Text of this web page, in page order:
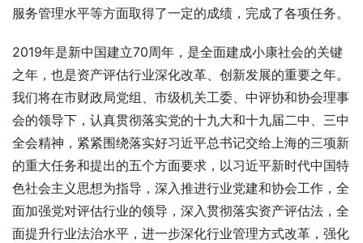
服务管理水平等方面取得了一定的成绩，完成了各项任务。
2019年是新中国建立70周年，是全面建成小康社会的关键
之年，也是资产评估行业深化改革、创新发展的重要之年。
我们将在市财政局党组、市级机关工委、中评协和协会理事
会的领导下，认真贯彻落实党的十九大和十九届二中、三中
全会精神，紧紧围绕落实好习近平总书记交给上海的三项新
的重大任务和提出的五个方面要求，以习近平新时代中国特
色社会主义思想为指导，深入推进行业党建和协会工作，全
面加强党对评估行业的领导，深入贯彻落实资产评估法，全
面提升行业法治水平，进一步深化行业管理方式改革，强化